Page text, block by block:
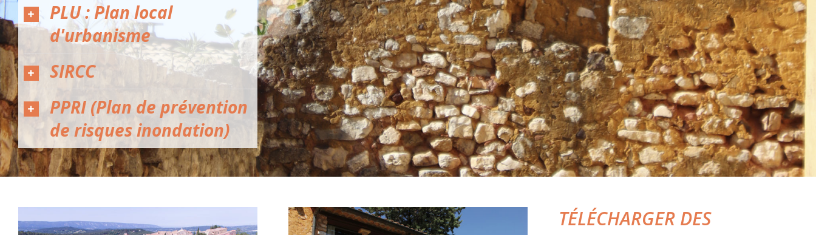
PLU : Plan local
d'urbanisme
SIRCC
PPRI (Plan de prévention
de risques inondation)
TÉLÉCHARGER DES